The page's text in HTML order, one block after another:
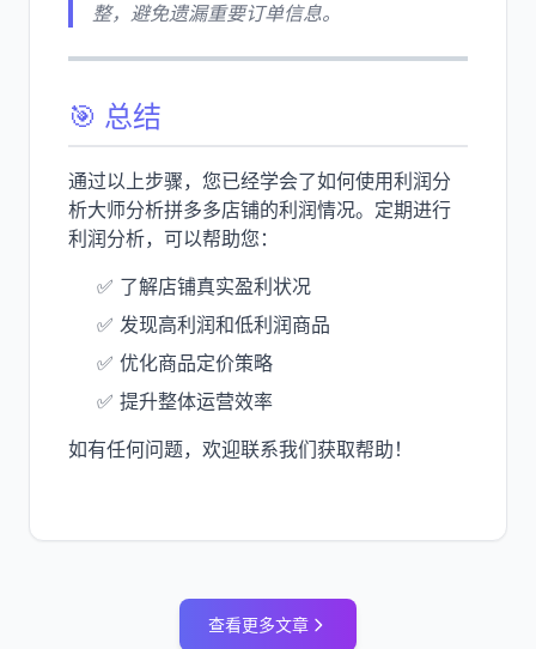
整，避免遗漏重要订单信息。
🎯 总结
通过以上步骤，您已经学会了如何使用利润分
析大师分析拼多多店铺的利润情况。定期进行
利润分析，可以帮助您：
✅ 了解店铺真实盈利状况
✅ 发现高利润和低利润商品
✅ 优化商品定价策略
✅ 提升整体运营效率
如有任何问题，欢迎联系我们获取帮助！
查看更多文章